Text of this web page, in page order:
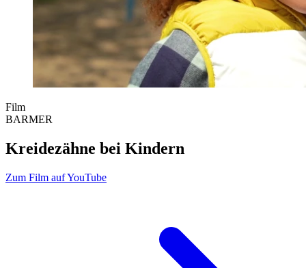
Film
BARMER
Kreidezähne bei Kindern
Zum Film auf YouTube